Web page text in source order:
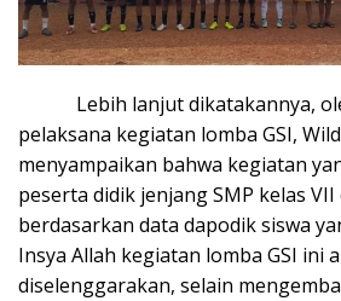
Lebih lanjut dikatakannya,
pelaksana kegiatan lomba GSI,
menyampaikan bahwa kegiatan
peserta didik jenjang SMP kelas VII
berdasarkan data dapodik siswa
Insya Allah kegiatan lomba GSI ini
diselenggarakan, selain